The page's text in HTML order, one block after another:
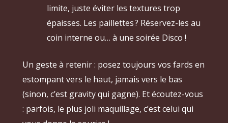
limite, juste éviter les textures trop
épaisses. Les paillettes ? Réservez-les au
coin interne ou… à une soirée Disco !
Un geste à retenir : posez toujours vos fards en
estompant vers le haut, jamais vers le bas
(sinon, c’est gravity qui gagne). Et écoutez-vous
: parfois, le plus joli maquillage, c’est celui qui